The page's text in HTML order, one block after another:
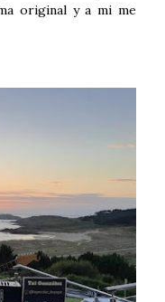
original y a mi me